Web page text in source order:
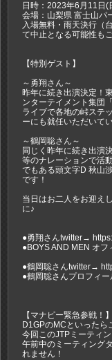
日時：2023年6月11
会場：山梨県 富士山パ
入場無料・雨天決行（
て中止となる可能性も
【特別ゲスト】
～勇翔さん～
昨年に続き出演決定！
ンターテイメント集団
ライブで各地の峠ステ
ーにも就任いただいて
～鶴岡聡さん～
同じく昨年に続き出演
等のナレーションで活
でもある頭文字D 秋山
です！
当日はお二人をお迎え
に♪
●勇翔さんtwitter→
●BOYS AND MEN オ
●鶴岡聡さんtwitter→
●鶴岡聡さんプロフィ
【マナピー緊急参戦！
D1GPのMCといったら
今回このJTPミーティ
午前中のミーティング
れません！